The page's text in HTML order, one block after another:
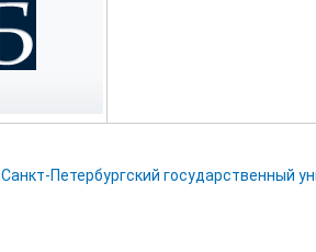
Санкт-Петербургский государственный